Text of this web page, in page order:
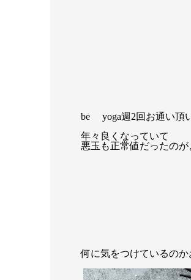
be yoga週2回お通い頂
年々良くなっていて
悪玉も正常値だったの
何に気をつけているのか